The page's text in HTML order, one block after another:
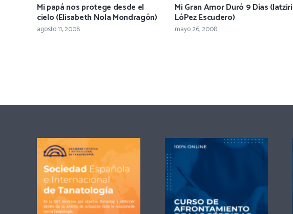
Mi papá nos protege desde el
cielo (Elisabeth Nola Mondragón)
agosto 11, 2008
Mi Gran Amor Duró 9 Días (Jatziri
LóPez Escudero)
mayo 26, 2008